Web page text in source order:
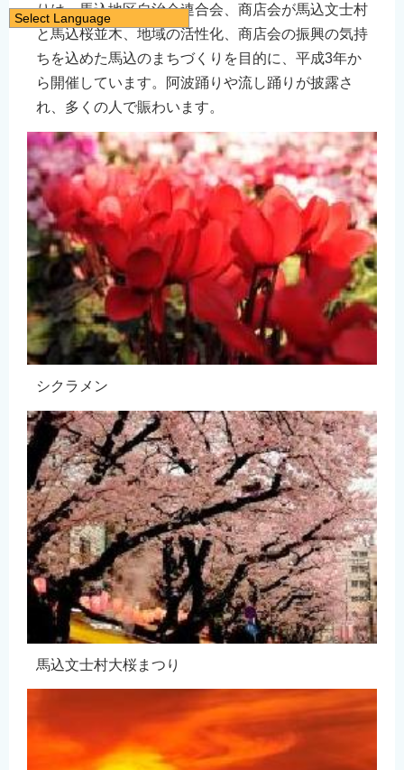
りは、馬込地区自治会連合会、商店会が馬込文士村
と馬込桜並木、地域の活性化、商店会の振興の気持
ちを込めた馬込のまちづくりを目的に、平成3年か
ら開催しています。阿波踊りや流し踊りが披露さ
れ、多くの人で賑わいます。
シクラメン
馬込文士村大桜まつり
Select Language
日本語
English
简体中文
한국어
नेपाली
Filipino